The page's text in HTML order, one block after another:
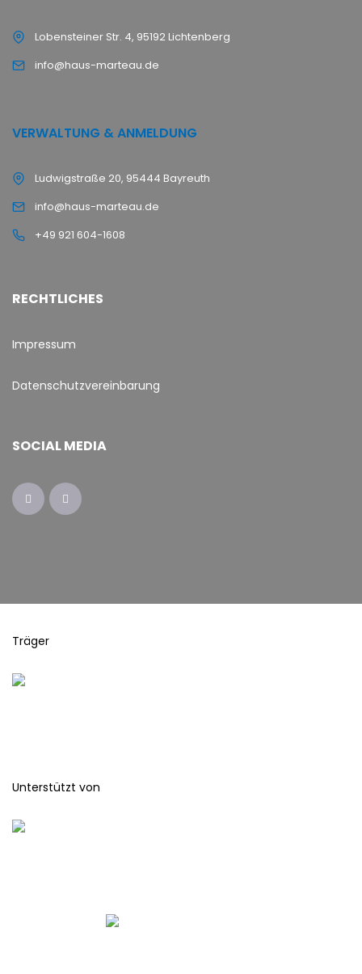
Lobensteiner Str. 4, 95192 Lichtenberg
info@haus-marteau.de
VERWALTUNG & ANMELDUNG
Ludwigstraße 20, 95444 Bayreuth
info@haus-marteau.de
+49 921 604-1608
RECHTLICHES
Impressum
Datenschutzvereinbarung
SOCIAL MEDIA
Träger
Unterstützt von